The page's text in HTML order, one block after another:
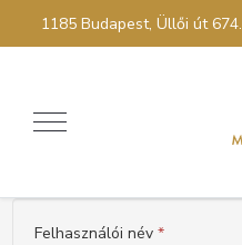
1185 Budapest, Üllői út 674.
Felhasználói név*